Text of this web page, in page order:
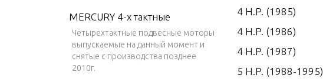
MERCURY 4-х тактные
Четырехтактные подвесные моторы
выпускаемые на данный момент и
снятые с производства позднее
2010г.
4 H.P. (1985)
4 H.P. (1986)
4 H.P. (1987)
5 H.P. (1988-1995)